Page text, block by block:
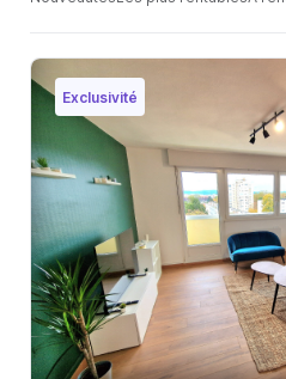
Exclusivité